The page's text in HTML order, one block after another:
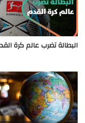
البطالة تضرب عالم كرة